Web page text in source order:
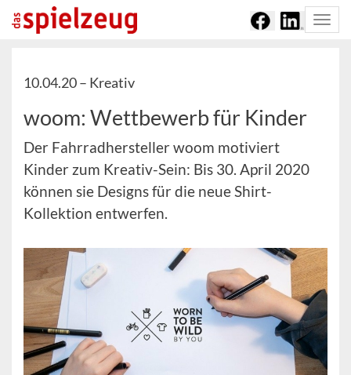
10.04.20 – Kreativ
woom: Wettbewerb für Kinder
Der Fahrradhersteller woom motiviert
Kinder zum Kreativ-Sein: Bis 30. April 2020
können sie Designs für die neue Shirt-
Kollektion entwerfen.